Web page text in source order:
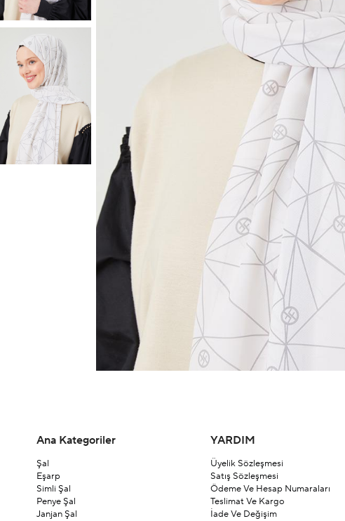
Ana Kategoriler
Şal
Eşarp
Simli Şal
Penye Şal
Janjan Şal
YARDIM
Üyelik Sözleşmesi
Satış Sözleşmesi
Ödeme Ve Hesap Numaraları
Teslimat Ve Kargo
İade Ve Değişim